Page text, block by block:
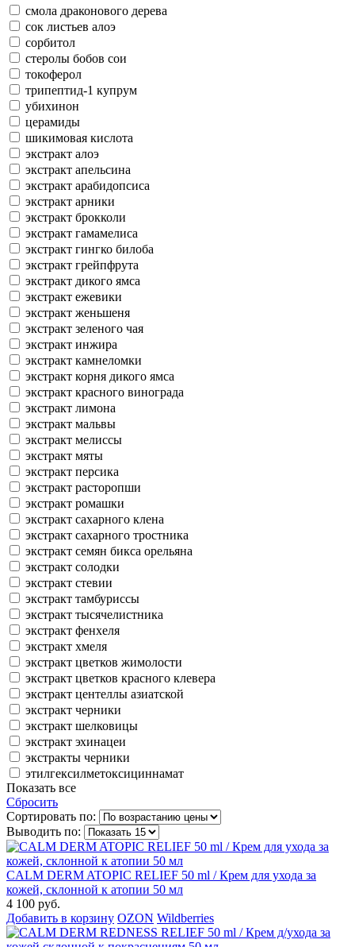
смола драконового дерева
сок листьев алоэ
сорбитол
стеролы бобов сои
токоферол
трипептид-1 купрум
убихинон
церамиды
шикимовая кислота
экстракт алоэ
экстракт апельсина
экстракт арабидопсиса
экстракт арники
экстракт брокколи
экстракт гамамелиса
экстракт гингко билоба
экстракт грейпфрута
экстракт дикого ямса
экстракт ежевики
экстракт женьшеня
экстракт зеленого чая
экстракт инжира
экстракт камнеломки
экстракт корня дикого ямса
экстракт красного винограда
экстракт лимона
экстракт мальвы
экстракт мелиссы
экстракт мяты
экстракт персика
экстракт расторопши
экстракт ромашки
экстракт сахарного клена
экстракт сахарного тростника
экстракт семян бикса орельяна
экстракт солодки
экстракт стевии
экстракт тамбуриссы
экстракт тысячелистника
экстракт фенхеля
экстракт хмеля
экстракт цветков жимолости
экстракт цветков красного клевера
экстракт центеллы азиатской
экстракт черники
экстракт шелковицы
экстракт эхинацеи
экстракты черники
этилгексилметоксициннамат
Показать все
Сбросить
Сортировать по:
Выводить по:
CALM DERM ATOPIC RELIEF 50 ml / Крем для ухода за
кожей, склонной к атопии 50 мл
4 100 руб.
Добавить в корзину OZON Wildberries